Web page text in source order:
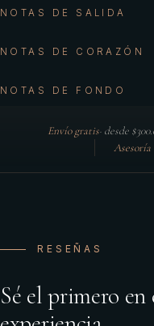
NOTAS DE SALIDA
NOTAS DE CORAZÓN
NOTAS DE FONDO
Envío gratis· desde
RESEÑAS
Sé el primero